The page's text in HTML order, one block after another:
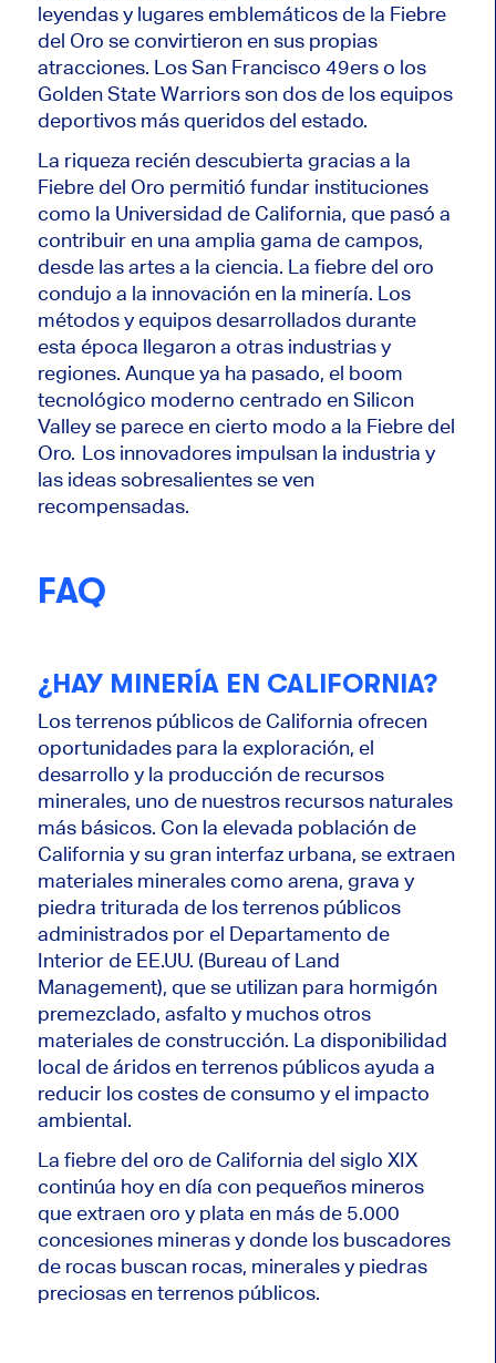
leyendas y lugares emblemáticos de la Fiebre
del Oro se convirtieron en sus propias
atracciones. Los San Francisco 49ers o los
Golden State Warriors son dos de los equipos
deportivos más queridos del estado.
La riqueza recién descubierta gracias a la
Fiebre del Oro permitió fundar instituciones
como la Universidad de California, que pasó a
contribuir en una amplia gama de campos,
desde las artes a la ciencia. La fiebre del oro
condujo a la innovación en la minería. Los
métodos y equipos desarrollados durante
esta época llegaron a otras industrias y
regiones. Aunque ya ha pasado, el boom
tecnológico moderno centrado en Silicon
Valley se parece en cierto modo a la Fiebre del
Oro. Los innovadores impulsan la industria y
las ideas sobresalientes se ven
recompensadas.
FAQ
¿HAY MINERÍA EN CALIFORNIA?
Los terrenos públicos de California ofrecen
oportunidades para la exploración, el
desarrollo y la producción de recursos
minerales, uno de nuestros recursos naturales
más básicos. Con la elevada población de
California y su gran interfaz urbana, se extraen
materiales minerales como arena, grava y
piedra triturada de los terrenos públicos
administrados por el Departamento de
Interior de EE.UU. (Bureau of Land
Management), que se utilizan para hormigón
premezclado, asfalto y muchos otros
materiales de construcción. La disponibilidad
local de áridos en terrenos públicos ayuda a
reducir los costes de consumo y el impacto
ambiental.
La fiebre del oro de California del siglo XIX
continúa hoy en día con pequeños mineros
que extraen oro y plata en más de 5.000
concesiones mineras y donde los buscadores
de rocas buscan rocas, minerales y piedras
preciosas en terrenos públicos.